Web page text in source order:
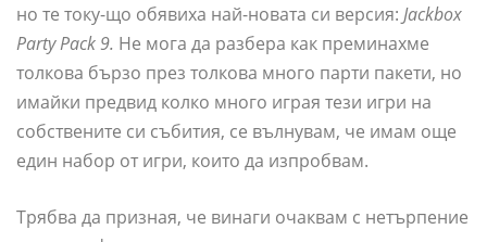
но те току-що обявиха най-новата си версия: Jackbox
Party Pack 9. Не мога да разбера как преминахме
толкова бързо през толкова много парти пакети, но
имайки предвид колко много играя тези игри на
собствените си събития, се вълнувам, че имам още
един набор от игри, които да изпробвам.
Трябва да призная, че винаги очаквам с нетърпение